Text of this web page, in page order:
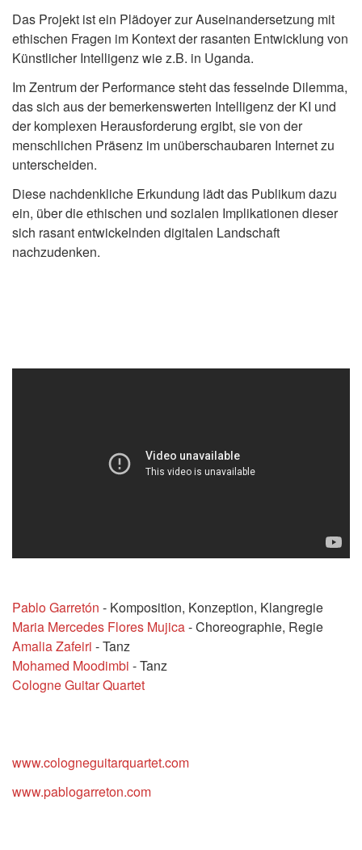
Das Projekt ist ein Plädoyer zur Auseinandersetzung mit
ethischen Fragen im Kontext der rasanten Entwicklung von
Künstlicher Intelligenz wie z.B. in Uganda.
Im Zentrum der Performance steht das fesselnde Dilemma,
das sich aus der bemerkenswerten Intelligenz der KI und
der komplexen Herausforderung ergibt, sie von der
menschlichen Präsenz im unüberschaubaren Internet zu
unterscheiden.
Diese nachdenkliche Erkundung lädt das Publikum dazu
ein, über die ethischen und sozialen Implikationen dieser
sich rasant entwickelnden digitalen Landschaft
nachzudenken.
Pablo Garretón - Komposition, Konzeption, Klangregie
Maria Mercedes Flores Mujica- Choreographie, Regie
Amalia Zafeiri - Tanz
Mohamed Moodimbi - Tanz
Cologne Guitar Quartet
www.cologneguitarquartet.com
www.pablogarreton.com